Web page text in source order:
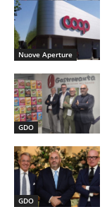
Nuove Aperture
GDO
GDO